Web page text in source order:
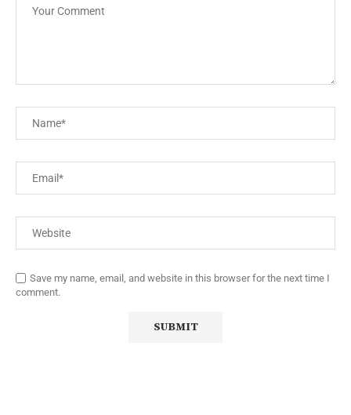
Save my name, email, and website in this browser for the next time I
comment.